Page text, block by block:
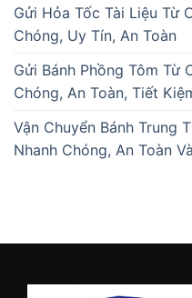
Gửi Hỏa Tốc Tài Liệu Từ
Chóng, Uy Tín, An Toàn
Gửi Bánh Phồng Tôm Từ
Chóng, An Toàn, Tiết
Vận Chuyển Bánh Trung
Nhanh Chóng, An Toàn